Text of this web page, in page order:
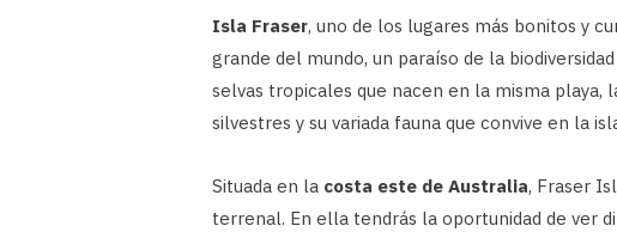
Isla Fraser, uno de los lugares más bonitos y
grande del mundo, un paraíso de la
selvas tropicales que nacen en la misma playa,
silvestres y su variada fauna que convive en la
Situada en la costa este de Australia, Fraser
terrenal. En ella tendrás la oportunidad de ver